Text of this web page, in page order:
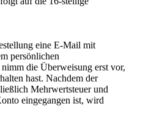
eine E-Mail mit
persönlichen
die Überweisung erst vor,
hast. Nachdem der
Mehrwertsteuer und
eingegangen ist, wird